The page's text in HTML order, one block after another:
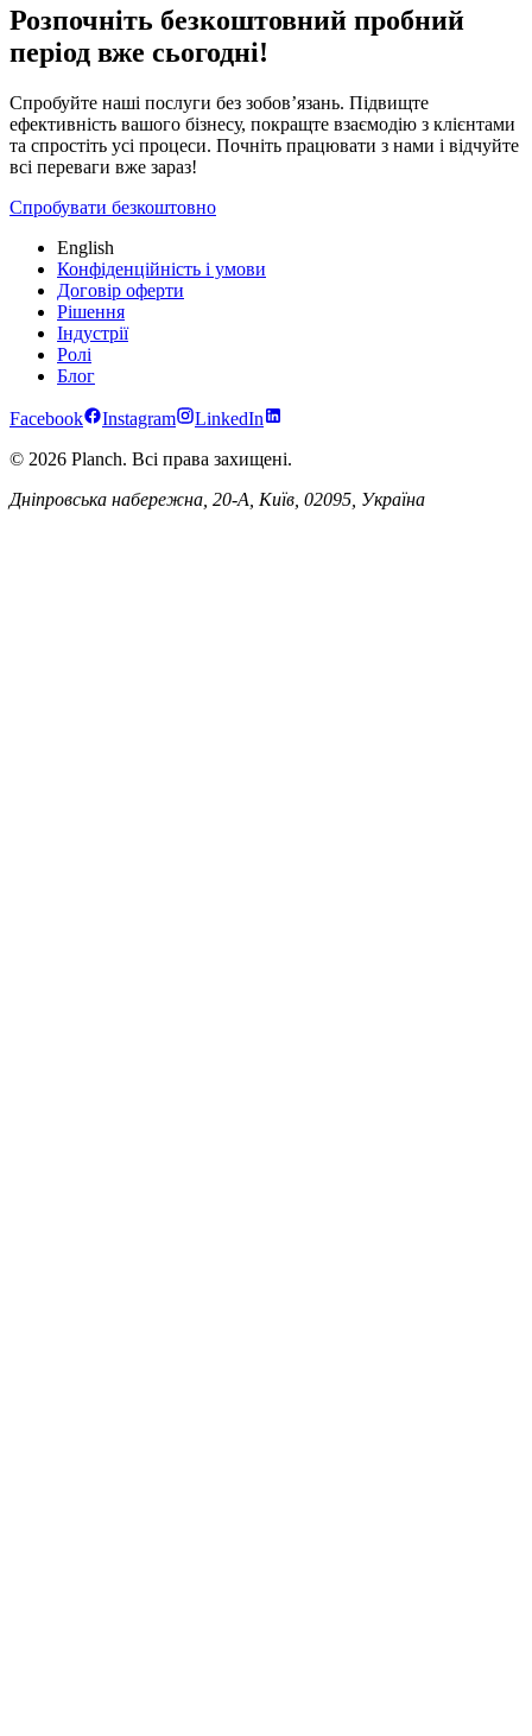
Розпочніть безкоштовний пробний
період вже сьогодні!
Спробуйте наші послуги без зобов’язань. Підвищте
ефективність вашого бізнесу, покращте взаємодію з клієнтами
та спростіть усі процеси. Почніть працювати з нами і відчуйте
всі переваги вже зараз!
Спробувати безкоштовно
English
Конфіденційність і умови
Договір оферти
Рішення
Індустрії
Ролі
Блог
Facebook Instagram
LinkedIn
© 2026 Planch. Всі права захищені.
Дніпровська набережна, 20-А, Київ, 02095, Україна